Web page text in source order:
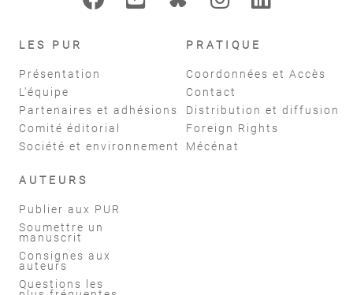
LES PUR
Présentation
L'équipe
Partenaires et adhésions
Comité éditorial
Société et environnement
PRATIQUE
Coordonnées et Accès
Contact
Distribution et diffusion
Foreign Rights
Mécénat
AUTEURS
Publier aux PUR
Soumettre un
manuscrit
Consignes aux
auteurs
Questions les